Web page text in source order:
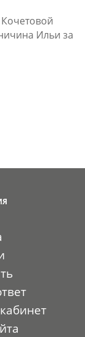
Ильи за